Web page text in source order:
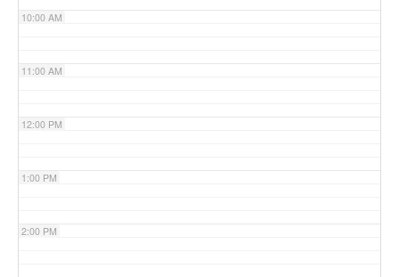
10:00 AM
11:00 AM
12:00 PM
1:00 PM
2:00 PM